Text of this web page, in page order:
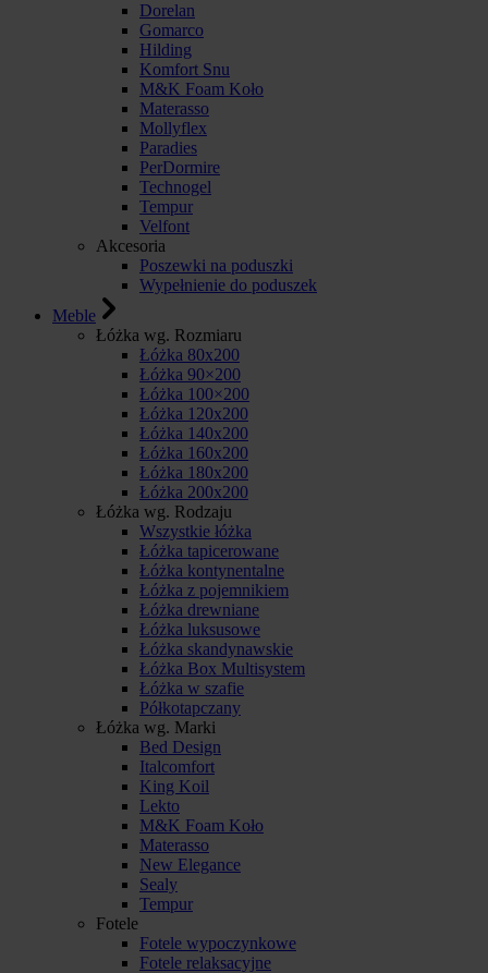
Dorelan
Gomarco
Hilding
Komfort Snu
M&K Foam Koło
Materasso
Mollyflex
Paradies
PerDormire
Technogel
Tempur
Velfont
Akcesoria
Poszewki na poduszki
Wypełnienie do poduszek
Meble
Łóżka wg. Rozmiaru
Łóżka 80x200
Łóżka 90×200
Łóżka 100×200
Łóżka 120x200
Łóżka 140x200
Łóżka 160x200
Łóżka 180x200
Łóżka 200x200
Łóżka wg. Rodzaju
Wszystkie łóżka
Łóżka tapicerowane
Łóżka kontynentalne
Łóżka z pojemnikiem
Łóżka drewniane
Łóżka luksusowe
Łóżka skandynawskie
Łóżka Box Multisystem
Łóżka w szafie
Półkotapczany
Łóżka wg. Marki
Bed Design
Italcomfort
King Koil
Lekto
M&K Foam Koło
Materasso
New Elegance
Sealy
Tempur
Fotele
Fotele wypoczynkowe
Fotele relaksacyjne